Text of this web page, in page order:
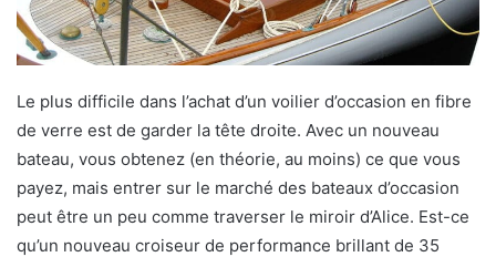
Le plus difficile dans l’achat d’un voilier d’occasion en fibre
de verre est de garder la tête droite. Avec un nouveau
bateau, vous obtenez (en théorie, au moins) ce que vous
payez, mais entrer sur le marché des bateaux d’occasion
peut être un peu comme traverser le miroir d’Alice. Est-ce
qu’un nouveau croiseur de performance brillant de 35